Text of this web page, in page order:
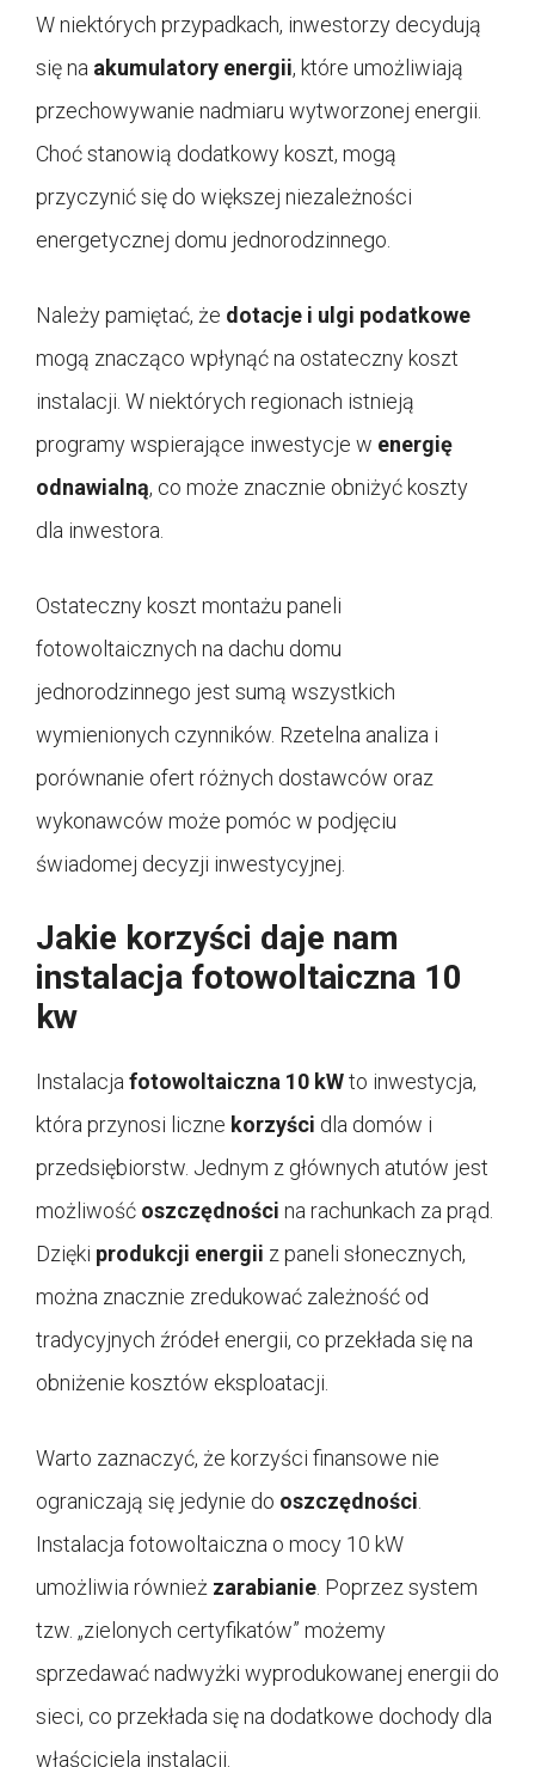
W niektórych przypadkach, inwestorzy decydują
się na akumulatory energii, które umożliwiają
przechowywanie nadmiaru wytworzonej energii.
Choć stanowią dodatkowy koszt, mogą
przyczynić się do większej niezależności
energetycznej domu jednorodzinnego.
Należy pamiętać, że dotacje i ulgi podatkowe
mogą znacząco wpłynąć na ostateczny koszt
instalacji. W niektórych regionach istnieją
programy wspierające inwestycje w energię
odnawialną, co może znacznie obniżyć koszty
dla inwestora.
Ostateczny koszt montażu paneli
fotowoltaicznych na dachu domu
jednorodzinnego jest sumą wszystkich
wymienionych czynników. Rzetelna analiza i
porównanie ofert różnych dostawców oraz
wykonawców może pomóc w podjęciu
świadomej decyzji inwestycyjnej.
Jakie korzyści daje nam
instalacja fotowoltaiczna 10
kw
Instalacja fotowoltaiczna 10 kWto inwestycja,
która przynosi liczne korzyści dla domów i
przedsiębiorstw. Jednym z głównych atutów jest
możliwość oszczędności na rachunkach za prąd.
Dzięki produkcji energii z paneli słonecznych,
można znacznie zredukować zależność od
tradycyjnych źródeł energii, co przekłada się na
obniżenie kosztów eksploatacji.
Warto zaznaczyć, że korzyści finansowe nie
ograniczają się jedynie do oszczędności
Instalacja fotowoltaiczna o mocy 10 kW
umożliwia również zarabianie . Poprzez system
tzw. „zielonych certyfikatów” możemy
sprzedawać nadwyżki wyprodukowanej energii do
sieci, co przekłada się na dodatkowe dochody dla
właściciela instalacji.